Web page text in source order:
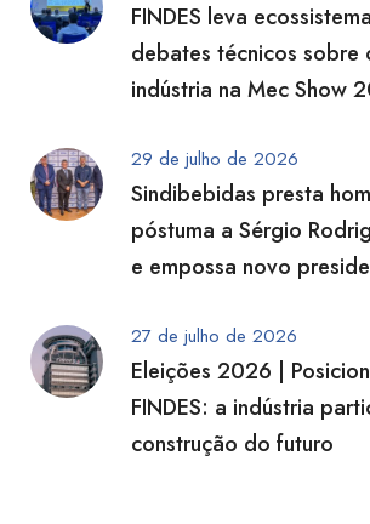
FINDES leva
debates técnicos sobre
indústria na Mec Show
29 de julho de 2026
Sindibebidas presta
póstuma a Sérgio
e empossa novo
27 de julho de 2026
Eleições 2026 |
FINDES: a indústria
construção do futuro